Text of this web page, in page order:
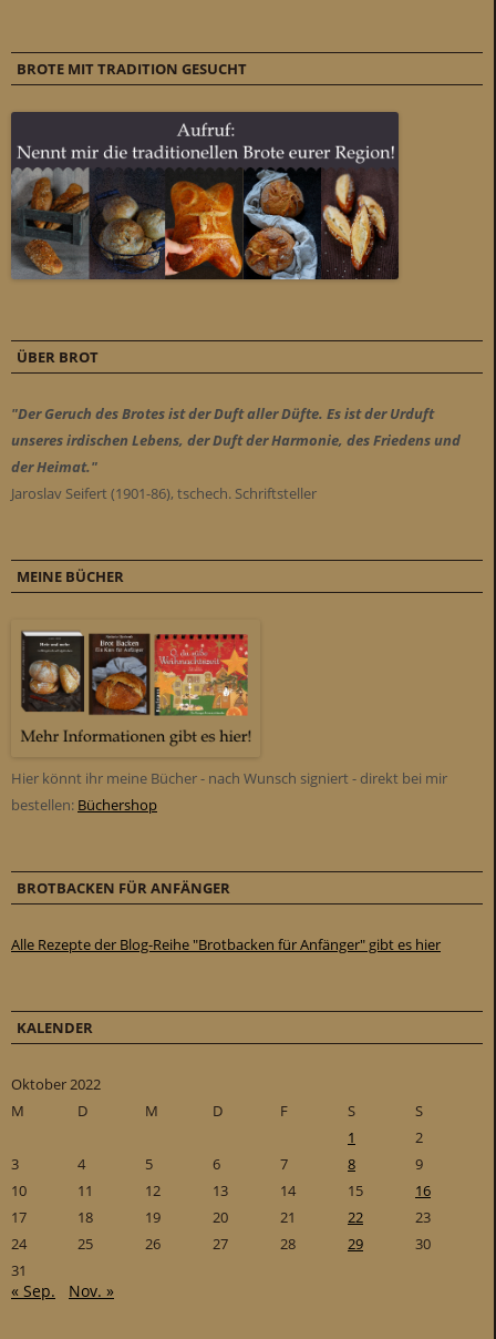
BROTE MIT TRADITION GESUCHT
ÜBER BROT
"Der Geruch des Brotes ist der Duft aller Düfte. Es ist der Urduft
unseres irdischen Lebens, der Duft der Harmonie, des Friedens und
der Heimat."
Jaroslav Seifert (1901-86), tschech. Schriftsteller
MEINE BÜCHER
Hier könnt ihr meine Bücher - nach Wunsch signiert - direkt bei mir
bestellen: Büchershop
BROTBACKEN FÜR ANFÄNGER
Alle Rezepte der Blog-Reihe "Brotbacken für Anfänger" gibt es hier
KALENDER
Oktober 2022
M
D M D F S
S
1
2
3
4 5 6 7 8
9
10
11 12 13 14 15
16
17
18 19 20 21 22
23
24
25 26 27 28 29
30
31
« Sep. Nov. »